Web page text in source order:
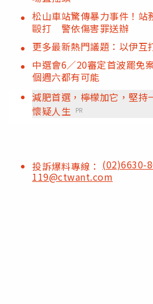
松山車站驚傳暴力事件！站
毆打 警依傷害罪送辦
更多最新熱門議題：以伊互
中選會6／20審定首波罷
個週六都有可能
減肥首選，檸檬加它，堅持
懷疑人生 PR
投訴爆料專線： (02)6630-
119@ctwant.com